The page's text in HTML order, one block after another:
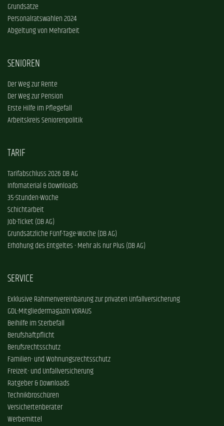
Grundsätze
Personalratswahlen 2024
Abgeltung von Mehrarbeit
SENIOREN
Der Weg zur Rente
Der Weg zur Pension
Erste Hilfe im Pflegefall
Arbeitskreis Seniorenpolitik
TARIF
Tarifabschluss 2026 DB AG
Infomaterial & Downloads
35-Stunden-Woche
Schichtarbeit
Job-Ticket (DB AG)
Grundsätzliche Fünf-Tage-Woche (DB AG)
Erhöhung des Entgeltes - Mehr als nur Plus (DB AG)
SERVICE
Exklusive Rahmenvereinbarung zur privaten Unfallversicherung
GDL-Mitgliedermagazin VORAUS
Beihilfe im Sterbefall
Berufshaftpflicht
Berufsrechtsschutz
Familien- und Wohnungsrechtsschutz
Freizeit- und Unfallversicherung
Ratgeber & Downloads
Technikbroschüren
Versichertenberater
Werbemittel